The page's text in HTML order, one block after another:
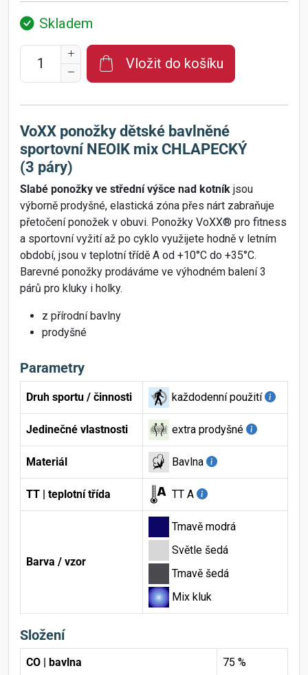
Skladem
Vložit do košíku
VoXX ponožky dětské bavlněné
sportovní NEOIK mix CHLAPECKÝ
(3 páry)
Slabé ponožky ve střední výšce nad kotník jsou
výborně prodyšné, elastická zóna přes nárt zabraňuje
přetočení ponožek v obuvi. Ponožky VoXX® pro fitness
a sportovní vyžití až po cyklo využijete hodně v letním
období, jsou v teplotní třídě A od +10°C do +35°C.
Barevné ponožky prodáváme ve výhodném balení 3
párů pro kluky i holky.
z přírodní bavlny
prodyšné
Parametry
Druh sportu / činnosti každodenní použití
Jedinečné vlastnosti extra prodyšné
Materiál Bavlna
TT | teplotní třída TT A
Barva / vzor
Tmavě modrá
Světle šedá
Tmavě šedá
Mix kluk
Složení
CO | bavlna 75 %